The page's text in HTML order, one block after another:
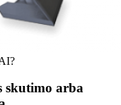
skutimo arba